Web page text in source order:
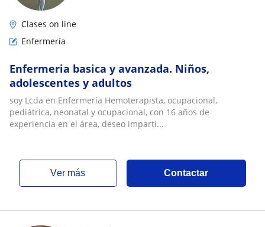
Clases on line
Enfermería
Enfermeria basica y avanzada. Niños,
adolescentes y adultos
soy Lcda en Enfermería Hemoterapista, ocupacional,
pediátrica, neonatal y ocupacional, con 16 años de
experiencia en el área, deseo imparti...
ver más Contactar